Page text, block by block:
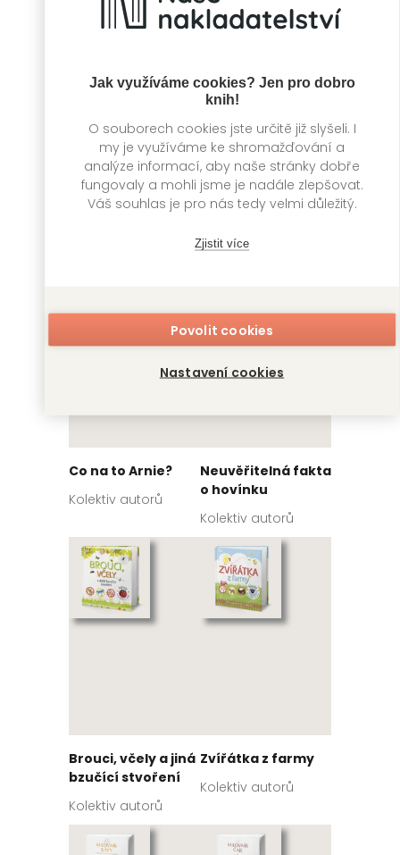
Jak využíváme cookies? Jen pro dobro
knih!
O souborech cookies jste určitě již slyšeli. I
my je využíváme ke shromažďování a
analýze informací, aby naše stránky dobře
fungovaly a mohli jsme je nadále zlepšovat.
Váš souhlas je pro nás tedy velmi důležitý.
Zjistit více
Povolit cookies
Nastavení cookies
Ledové království Pohledem
miminka
Co na to Arnie?
Kolektiv autorů
Neuvěřitelná fakta
o hovínku
Kolektiv autorů
Brouci, včely a jiná
bzučící stvoření
Kolektiv autorů
Zvířátka z farmy
Kolektiv autorů